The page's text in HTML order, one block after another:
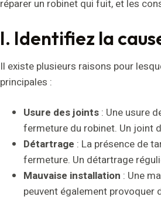
réparer un robinet qui fuit, et les
I. Identifiez la
Il existe plusieurs raisons pour
principales :
Usure des joints : Une usure
fermeture du robinet. Un joint
Détartrage : La présence de
fermeture. Un détartrage
Mauvaise installation : Une
peuvent également provoquer